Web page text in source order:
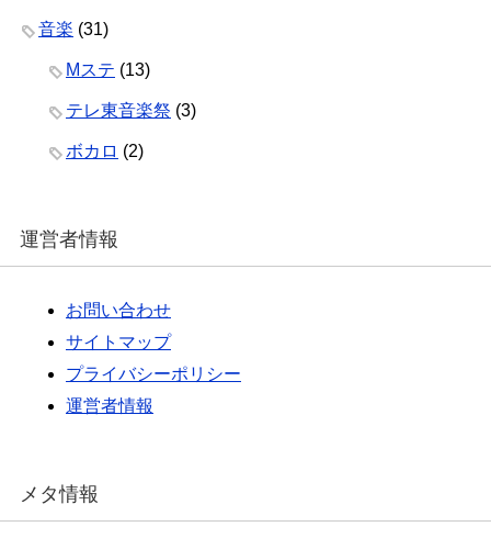
音楽 (31)
Mステ (13)
テレ東音楽祭 (3)
ボカロ (2)
運営者情報
お問い合わせ
サイトマップ
プライバシーポリシー
運営者情報
メタ情報